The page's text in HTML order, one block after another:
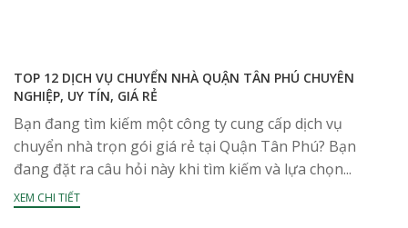
TOP 12 DỊCH VỤ CHUYỂN NHÀ QUẬN TÂN PHÚ CHUYÊN
NGHIỆP, UY TÍN, GIÁ RẺ
Bạn đang tìm kiếm một công ty cung cấp dịch vụ
chuyển nhà trọn gói giá rẻ tại Quận Tân Phú? Bạn
đang đặt ra câu hỏi này khi tìm kiếm và lựa chọn...
XEM CHI TIẾT